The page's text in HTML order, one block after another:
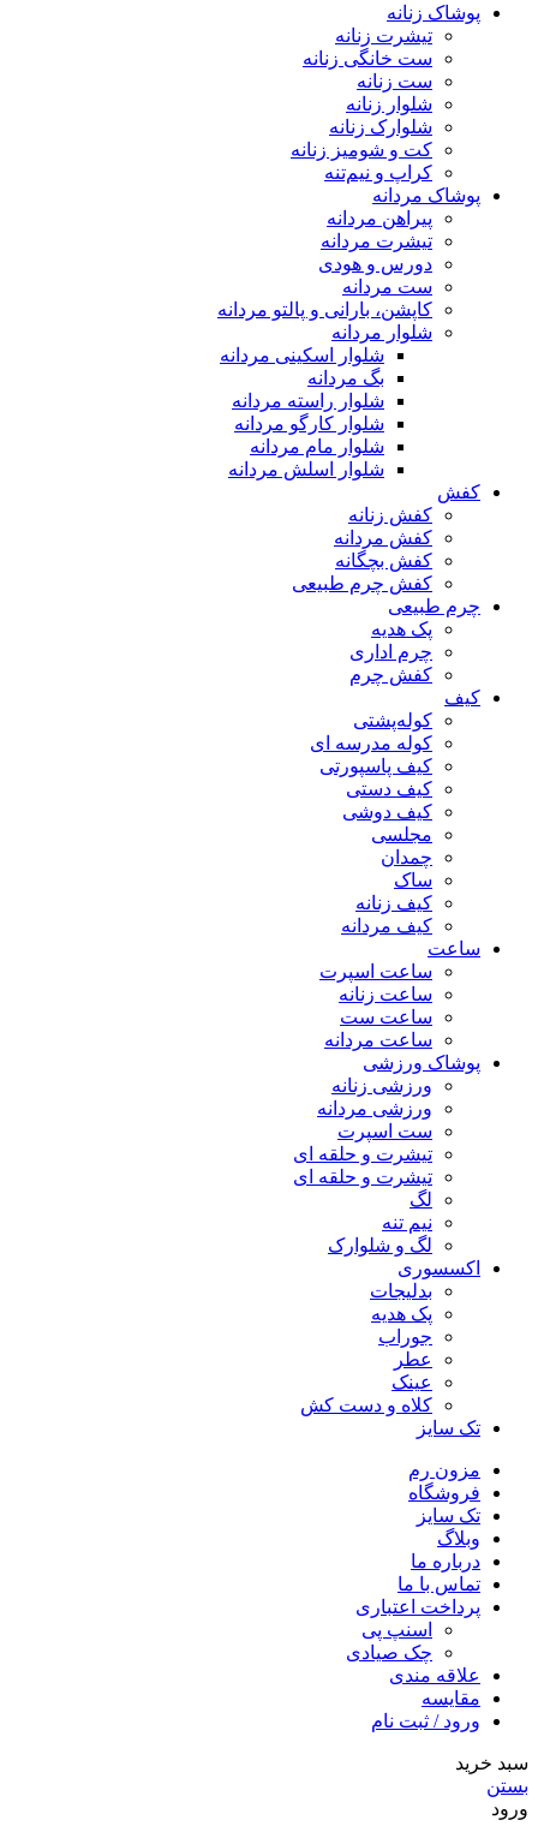
پوشاک زنانه
تیشرت زنانه
ست خانگی زنانه
ست زنانه
شلوار زنانه
شلوارک زنانه
کت و شومیز زنانه
کراپ و نیم‌تنه
پوشاک مردانه
پیراهن مردانه
تیشرت مردانه
دورس و هودی
ست مردانه
کاپشن، بارانی و پالتو مردانه
شلوار مردانه
شلوار اسکینی مردانه
بگ مردانه
شلوار راسته مردانه
شلوار کارگو مردانه
شلوار مام مردانه
شلوار اسلش مردانه
کفش
کفش زنانه
کفش مردانه
کفش بچگانه
کفش چرم طبیعی
چرم طبیعی
پک هدیه
چرم اداری
کفش چرم
کیف
کوله‌پشتی
کوله مدرسه ای
کیف پاسپورتی
کیف دستی
کیف دوشی
مجلسی
چمدان
ساک
کیف زنانه
کیف مردانه
ساعت
ساعت اسپرت
ساعت زنانه
ساعت ست
ساعت مردانه
پوشاک ورزشی
ورزشی زنانه
ورزشی مردانه
ست اسپرت
تیشرت و حلقه ای
تیشرت و حلقه ای
لگ
نیم تنه
لگ و شلوارک
اکسسوری
بدلیجات
پک هدیه
جوراب
عطر
عینک
کلاه و دست کش
تک سایز
مزون رم
فروشگاه
تک سایز
وبلاگ
درباره ما
تماس با ما
پرداخت اعتباری
اسنپ پی
چک صیادی
علاقه مندی
مقايسه
ورود / ثبت نام
سبد خرید
بستن
ورود